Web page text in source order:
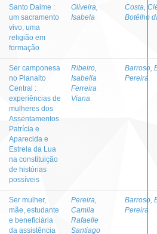
Santo Daime :
um sacramento
vivo, uma
religião em
formação
Oliveira,
Isabela
Costa,
Botêlho
Ser camponesa
no Planalto
Central :
experiências de
mulheres dos
Assentamentos
Patrícia e
Aparecida e
Estrela da Lua
na constituição
de histórias
possíveis
Ribeiro,
Isabella
Ferreira
Viana
Barroso,
Pereira
Ser mulher,
mãe, estudante
e beneficiária
da assistência
Pereira,
Camila
Rafaelle
Santiago
Barroso,
Pereira